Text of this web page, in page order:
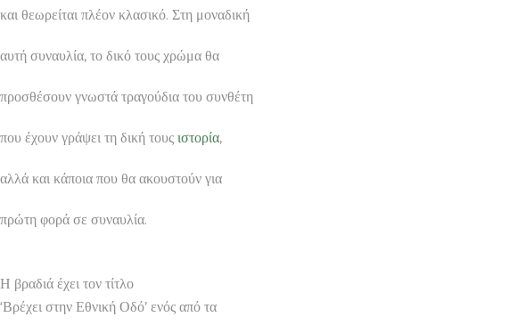
και θεωρείται πλέον κλασικό. Στη μοναδική
αυτή συναυλία, το δικό τους χρώμα θα
προσθέσουν γνωστά τραγούδια του συνθέτη
που έχουν γράψει τη δική τους ιστορία,
αλλά και κάποια που θα ακουστούν για
πρώτη φορά σε συναυλία.
Η βραδιά έχει τον τίτλο
‘Βρέχει στην Εθνική Οδό’ ενός από τα